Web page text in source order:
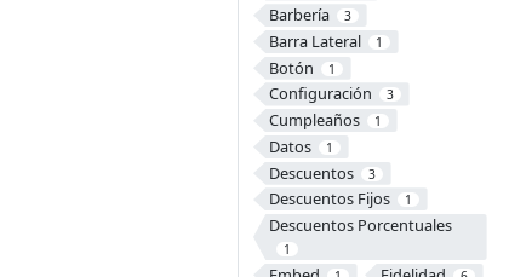
Barbería 3
Barra Lateral 1
Botón 1
Configuración 3
Cumpleaños 1
Datos 1
Descuentos 3
Descuentos Fijos 1
Descuentos Porcentuales
1